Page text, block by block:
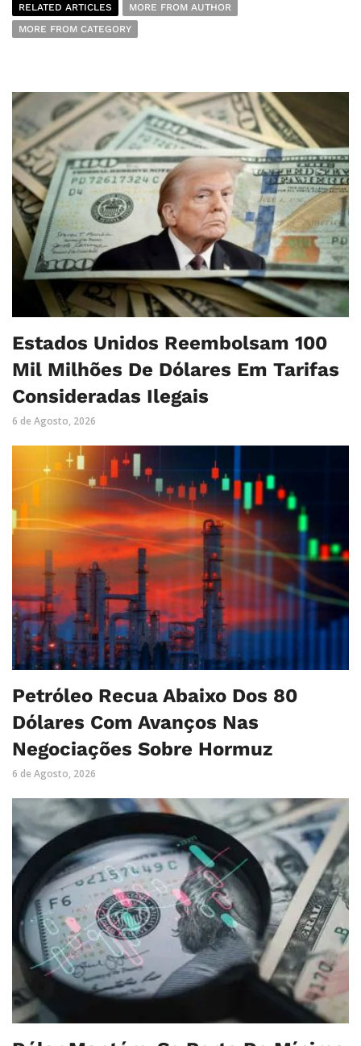
RELATED ARTICLES
MORE FROM AUTHOR
MORE FROM CATEGORY
Estados Unidos Reembolsam 100
Mil Milhões De Dólares Em Tarifas
Consideradas Ilegais
6 de Agosto, 2026
Petróleo Recua Abaixo Dos 80
Dólares Com Avanços Nas
Negociações Sobre Hormuz
6 de Agosto, 2026